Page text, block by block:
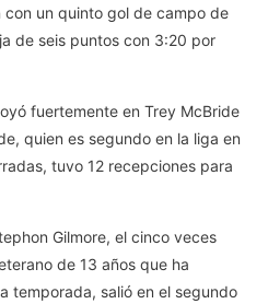
con un quinto gol de campo de
de seis puntos con 3:20 por
fuertemente en Trey McBride
quien es segundo en la liga en
tuvo 12 recepciones para
Gilmore, el cinco veces
de 13 años que ha
temporada, salió en el segundo